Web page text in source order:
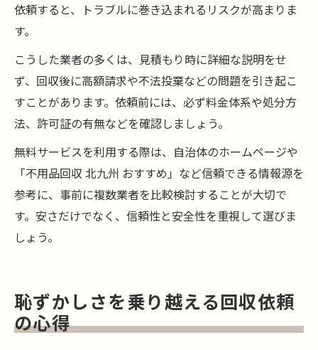
依頼すると、トラブルに巻き込まれるリスクが高まりま
す。
こうした業者の多くは、見積もり時に詳細な説明をせ
ず、回収後に高額請求や不法投棄などの問題を引き起こ
すことがあります。依頼前には、必ず料金体系や処分方
法、許可証の有無などを確認しましょう。
無料サービスを利用する際は、自治体のホームページや
「不用品回収 北九州 おすすめ」など信頼できる情報源を
参考に、事前に複数業者を比較検討することが大切で
す。安さだけでなく、信頼性と安全性を重視して選びま
しょう。
恥ずかしさを乗り越える回収依頼
の心得